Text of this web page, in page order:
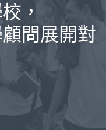
，
問展開對